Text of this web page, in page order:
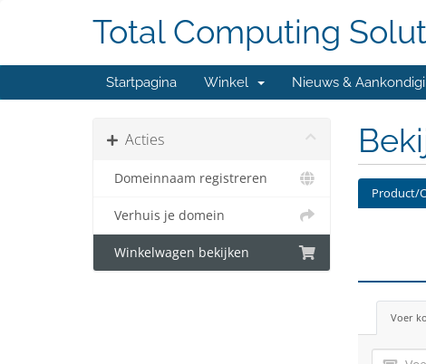
Total Computing
Startpagina Winkel Nieuws &
Acties
Domeinnaam registreren
Verhuis je domein
Winkelwagen bekijken
Product/
Voer